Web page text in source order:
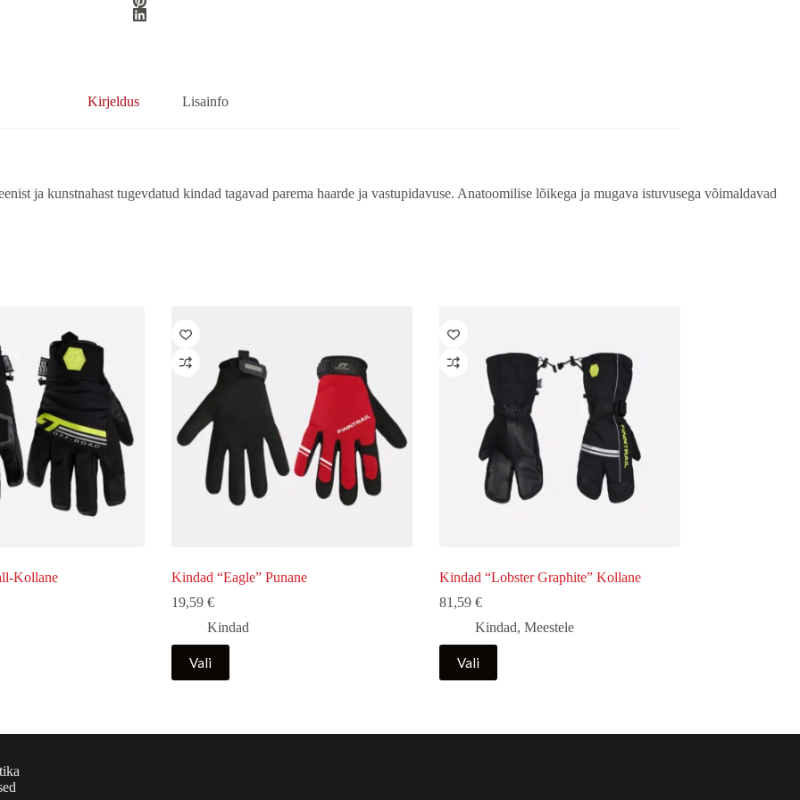
Kirjeldus Lisainfo
ja kunstnahast tugevdatud kindad tagavad parema haarde ja vastupidavuse. Anatoomilise lõikega ja mugava istuvusega võimaldavad
Kollane
Kindad “Eagle” Punane
19,59 €
Kindad
Vali
Sellel
tootel
on
Valikuid
Kindad “Lobster Graphite” Kollane
81,59 €
Kindad, Meestele
Vali
Sellel
tootel
on
Valikuid